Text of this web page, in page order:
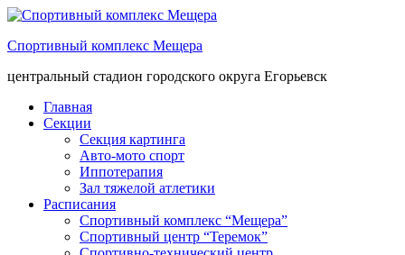
Спортивный комплекс Мещера
центральный стадион городского округа Егорьевск
Главная
Секции
Секция картинга
Авто-мото спорт
Иппотерапия
Зал тяжелой атлетики
Расписания
Спортивный комплекс “Мещера”
Спортивный центр “Теремок”